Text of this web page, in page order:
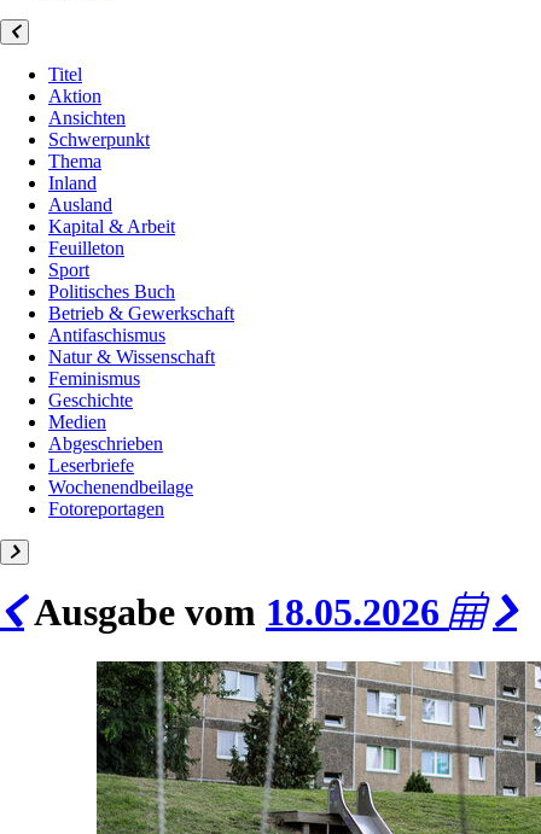
Titel
Aktion
Ansichten
Schwerpunkt
Thema
Inland
Ausland
Kapital & Arbeit
Feuilleton
Sport
Politisches Buch
Betrieb & Gewerkschaft
Antifaschismus
Natur & Wissenschaft
Feminismus
Geschichte
Medien
Abgeschrieben
Leserbriefe
Wochenendbeilage
Fotoreportagen
Ausgabe vom 18.05.2026